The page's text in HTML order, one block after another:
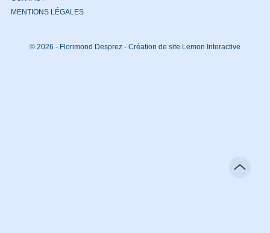
MENTIONS LÉGALES
© 2026 - Florimond Desprez - Création de site Lemon Interactive